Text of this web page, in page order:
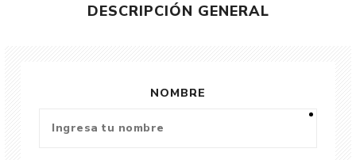
DESCRIPCIÓN GENERAL
NOMBRE